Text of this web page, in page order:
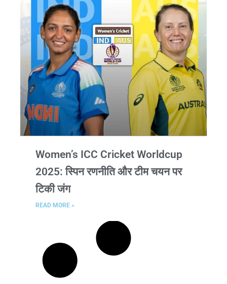
Women’s ICC Cricket Worldcup
2025: स्पिन रणनीति और टीम चयन पर
टिकी जंग
READ MORE »